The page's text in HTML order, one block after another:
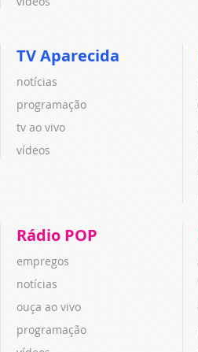
TV Aparecida
notícias
programação
tv ao vivo
vídeos
Rádio POP
empregos
notícias
ouça ao vivo
programação